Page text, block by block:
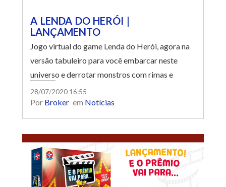
A LENDA DO HERÓI |
LANÇAMENTO
Jogo virtual do game Lenda do Herói, agora na
versão tabuleiro para você embarcar neste
universo e derrotar monstros com rimas e
músicas!
28/07/2020 16:55
Por Broker em Notícias